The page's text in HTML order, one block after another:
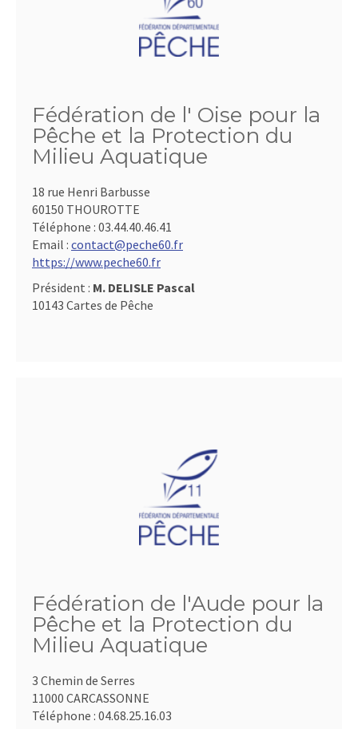
Fédération de l' Oise pour la
Pêche et la Protection du
Milieu Aquatique
18 rue Henri Barbusse
60150 THOUROTTE
Téléphone : 03.44.40.46.41
Email : contact@peche60.fr
https://www.peche60.fr
Président : M. DELISLE Pascal
10143 Cartes de Pêche
Fédération de l'Aude pour la
Pêche et la Protection du
Milieu Aquatique
3 Chemin de Serres
11000 CARCASSONNE
Téléphone : 04.68.25.16.03